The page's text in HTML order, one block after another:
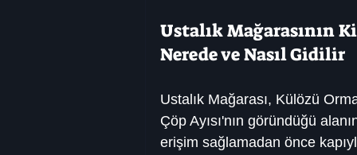
Ustalık Mağarasının
Nerede ve Nasıl Gidilir
Ustalık Mağarası, Külözü
Çöp Ayısı'nın göründüğü
erişim sağlamadan önce